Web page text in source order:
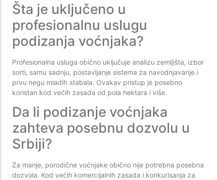
Šta je uključeno u
profesionalnu uslugu
podizanja voćnjaka?
Profesionalna usluga obično uključuje analizu zemljišta, izbor
sorti, samu sadnju, postavljanje sistema za navodnjavanje i
prvu negu mladih stabala. Ovakav pristup je posebno
koristan kod većih zasada od pola hektara i više.
Da li podizanje voćnjaka
zahteva posebnu dozvolu u
Srbiji?
Za manje, porodične voćnjake obično nije potrebna posebna
dozvola. Kod većih komercijalnih zasada i konkurisanja za